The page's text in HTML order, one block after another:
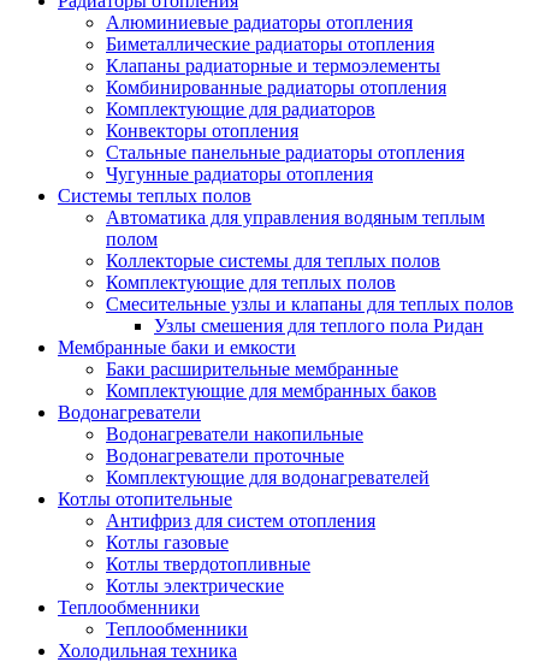
Алюминиевые радиаторы отопления
Биметаллические радиаторы отопления
Клапаны радиаторные и термоэлементы
Комбинированные радиаторы отопления
Комплектующие для радиаторов
Конвекторы отопления
Стальные панельные радиаторы отопления
Чугунные радиаторы отопления
Системы теплых полов
Автоматика для управления водяным теплым
полом
Коллекторые системы для теплых полов
Комплектующие для теплых полов
Смесительные узлы и клапаны для теплых полов
Узлы смешения для теплого пола Ридан
Мембранные баки и емкости
Баки расширительные мембранные
Комплектующие для мембранных баков
Водонагреватели
Водонагреватели накопильные
Водонагреватели проточные
Комплектующие для водонагревателей
Котлы отопительные
Антифриз для систем отопления
Котлы газовые
Котлы твердотопливные
Котлы электрические
Теплообменники
Теплообменники
Холодильная техника